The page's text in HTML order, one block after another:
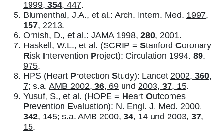
1999, 354, 447.
Blumenthal, J.A., et al.: Arch. Intern. Med. 1997,
157, 2213.
Ornish, D., et al.: JAMA 1998, 280, 2001.
Haskell, W.L., et al. (SCRIP = Stanford Coronary
Risk Intervention Project): Circulation 1994, 89,
975.
HPS (Heart Protection Study): Lancet 2002, 360,
7; s.a. AMB 2002, 36, 69 und 2003, 37, 15.
Yusuf, S., et al. (HOPE = Heart Outcomes
Prevention Evaluation): N. Engl. J. Med. 2000,
342, 145; s.a. AMB 2000, 34, 14 und 2003, 37,
15.